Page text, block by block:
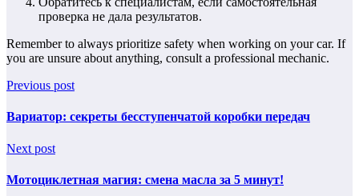
проверка не дала результатов.
Remember to always prioritize safety when working on your car. If
you are unsure about anything, consult a professional mechanic.
Previous post
Вариатор: секреты бесступенчатой коробки передач
Next post
Мотоциклетная магия: смена масла за 5 минут!